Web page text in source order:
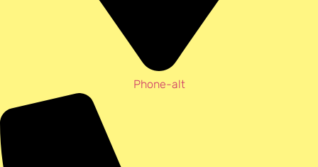
Phone-alt